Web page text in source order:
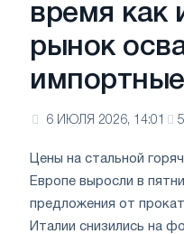
время как
рынок
6 ИЮЛЯ 2026, 14:01
Цены на стальной
Европе выросли в
предложения от
Италии снизились на